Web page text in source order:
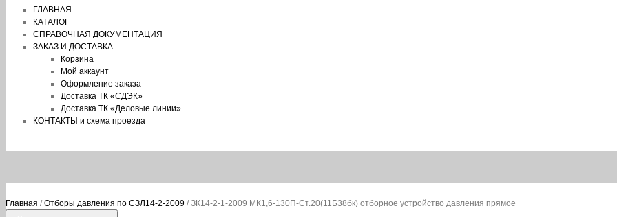
ГЛАВНАЯ
КАТАЛОГ
СПРАВОЧНАЯ ДОКУМЕНТАЦИЯ
ЗАКАЗ И ДОСТАВКА
Корзина
Мой аккаунт
Оформление заказа
Доставка ТК «СДЭК»
Доставка ТК «Деловые линии»
КОНТАКТЫ и схема проезда
Главная /Отборы давления по СЗЛ14-2-2009 / ЗК14-2-1-2009 МК1,6-130П-Ст.20(11Б38бк) отборное устройство давления прямое